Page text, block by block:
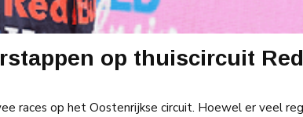
op thuiscircuit
races op het Oostenrijkse circuit. Hoewel er veel